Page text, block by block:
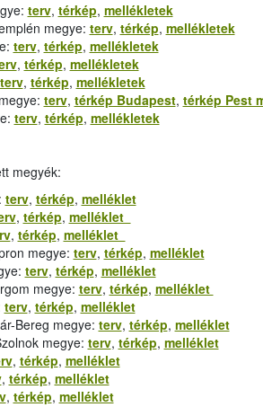
terv, térkép, mellékletek
megye: terv, térkép, mellékletek
terv, térkép, mellékletek
, térkép, mellékletek
terv, térkép, mellékletek
terv, térkép Budapest, térkép Pest
terv, térkép, mellékletek
megyék:
terv, térkép, melléklet
, térkép, melléklet
, térkép, melléklet
megye: terv, térkép, melléklet
terv, térkép, melléklet
megye: terv, térkép, melléklet
terv, térkép, melléklet
megye: terv, térkép, melléklet
megye: terv, térkép, melléklet
, térkép, melléklet
, térkép, melléklet
, térkép, melléklet